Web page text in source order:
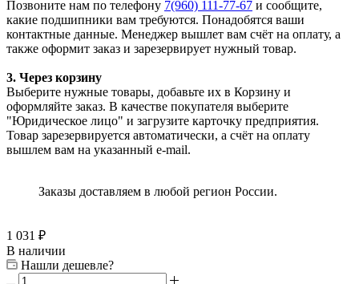
Позвоните нам по телефону 7(960) 111-77-67 и сообщите,
какие подшипники вам требуются. Понадобятся ваши
контактные данные. Менеджер вышлет вам счёт на оплату, а
также оформит заказ и зарезервирует нужный товар.
3. Через корзину
Выберите нужные товары, добавьте их в Корзину и
оформляйте заказ. В качестве покупателя выберите
"Юридическое лицо" и загрузите карточку предприятия.
Товар зарезервируется автоматически, а счёт на оплату
вышлем вам на указанный e-mail.
Заказы доставляем в любой регион России.
1 031 ₽
В наличии
Нашли дешевле?